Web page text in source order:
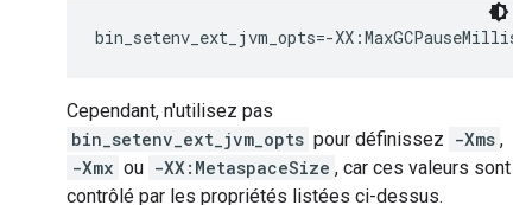
bin_setenv_ext_jvm_opts=-
Cependant, n'utilisez pas
bin_setenv_ext_jvm_opts pour définissez -Xms ,
-Xmx ou -XX:MetaspaceSize , car ces valeurs sont
contrôlé par les propriétés listées ci-dessus.